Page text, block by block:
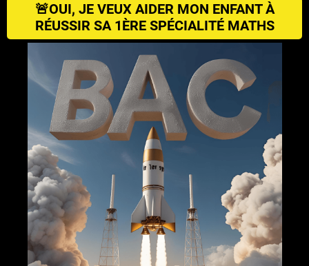
🚨OUI, JE VEUX AIDER MON ENFANT À
RÉUSSIR SA 1ÈRE SPÉCIALITÉ MATHS